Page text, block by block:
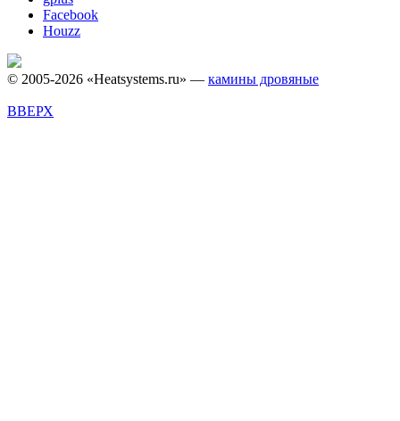
Facebook
Houzz
© 2005-2026 «Heatsystems.ru» — камины дровяные
ВВЕРХ